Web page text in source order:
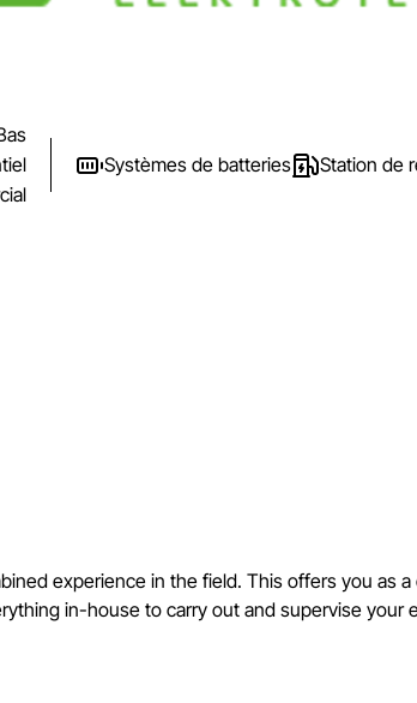
Systèmes de batteries Station de
experience in the field. This offers you as
in-house to carry out and supervise